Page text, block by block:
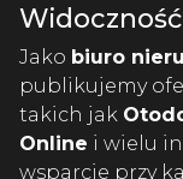
Jako biuro
publikujemy
takich jak
Online i wielu
wsparcie przy